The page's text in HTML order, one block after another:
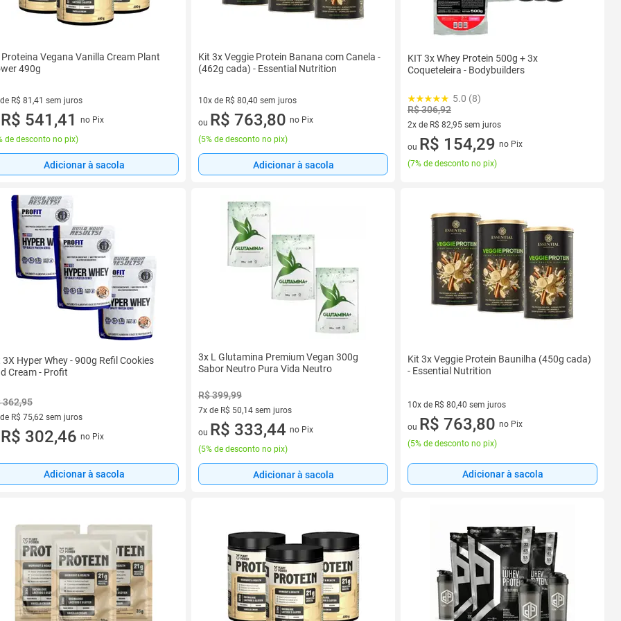
Vegana Vanilla Cream Plant
490g
R$ 81,41 sem juros
de R$ 81,41 sem juros
R$ 541,41
no Pix
de desconto no pix)
Adicionar à sacola
Kit 3x Veggie Protein Banana com Canela -
(462g cada) - Essential Nutrition
10x de R$ 80,40 sem juros
10 vez de R$ 80,40 sem juros
ou R$ 763,80 no Pix
(5% de desconto no pix)
Adicionar à sacola
KIT 3x Whey Protein 500g + 3x
Coqueteleira - Bodybuilders
5.0 (8)
R$ 306,92
2x de R$ 82,95 sem juros
2 vez de R$ 82,95 sem juros
ou R$ 154,29 no Pix
(7% de desconto no pix)
3X Hyper Whey - 900g Refil Cookies
Cream - Profit
362,95
R$ 75,62 sem juros
de R$ 75,62 sem juros
R$ 302,46 no Pix
Adicionar à sacola
3x L Glutamina Premium Vegan 300g
Sabor Neutro Pura Vida Neutro
R$ 399,99
7x de R$ 50,14 sem juros
7 vez de R$ 50,14 sem juros
ou R$ 333,44 no Pix
(5% de desconto no pix)
Adicionar à sacola
Kit 3x Veggie Protein Baunilha (450g cada)
- Essential Nutrition
10x de R$ 80,40 sem juros
10 vez de R$ 80,40 sem juros
ou R$ 763,80 no Pix
(5% de desconto no pix)
Adicionar à sacola